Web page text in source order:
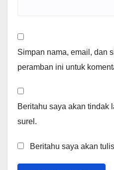
Simpan nama, email, dan
peramban ini untuk
Beritahu saya akan tindak
surel.
Beritahu saya akan